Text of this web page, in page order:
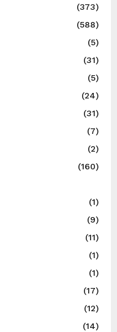
(373)
(588)
(5)
(31)
(5)
(24)
(31)
(7)
(2)
(160)
(1)
(9)
(11)
(1)
(1)
(17)
(12)
(14)